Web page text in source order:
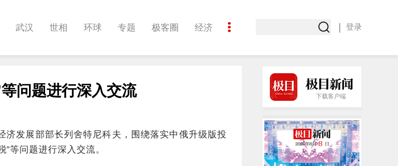
武汉 世相 环球 专题 极客圈 经济
International 职教院
登录
问题进行深入交流
发展部部长列舍特尼科夫，围绕落实中俄升级版投
等问题进行深入交流。
下载客户端